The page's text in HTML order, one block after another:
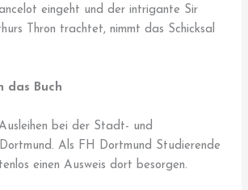
eingeht und der intrigante Sir
Thron trachtet, nimmt das Schicksal
das Buch
bei der Stadt- und
Als FH Dortmund Studierende
einen Ausweis dort besorgen.